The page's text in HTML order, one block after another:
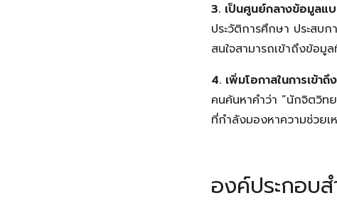
3. เป็นศูนย์กลางข้อมูลแ
ประวัติการศึกษา ประสบ
สนใจสามารถเข้าถึงข้อมู
4. เพิ่มโอกาสในการเข้าถึ
คนค้นหาคำว่า “นักจิตวิท
ที่กำลังมองหาความช่วย
องค์ประกอบ